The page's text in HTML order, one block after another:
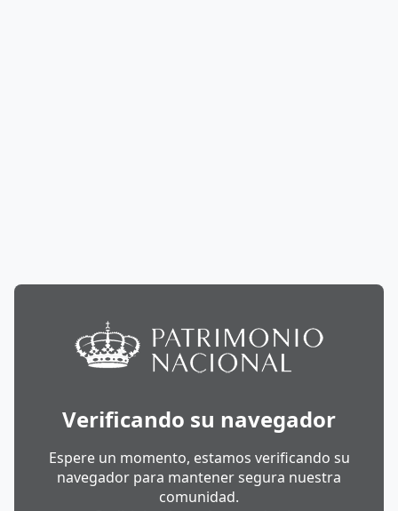
Verificando su navegador
Espere un momento, estamos verificando su
navegador para mantener segura nuestra
comunidad.